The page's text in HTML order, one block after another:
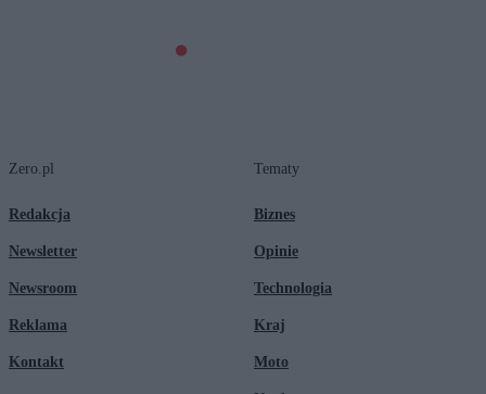
Zero.pl
Redakcja
Newsletter
Newsroom
Reklama
Kontakt
Tematy
Biznes
Opinie
Technologia
Kraj
Moto